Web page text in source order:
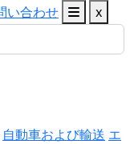
い合わせ
x
自動車および輸送 エ